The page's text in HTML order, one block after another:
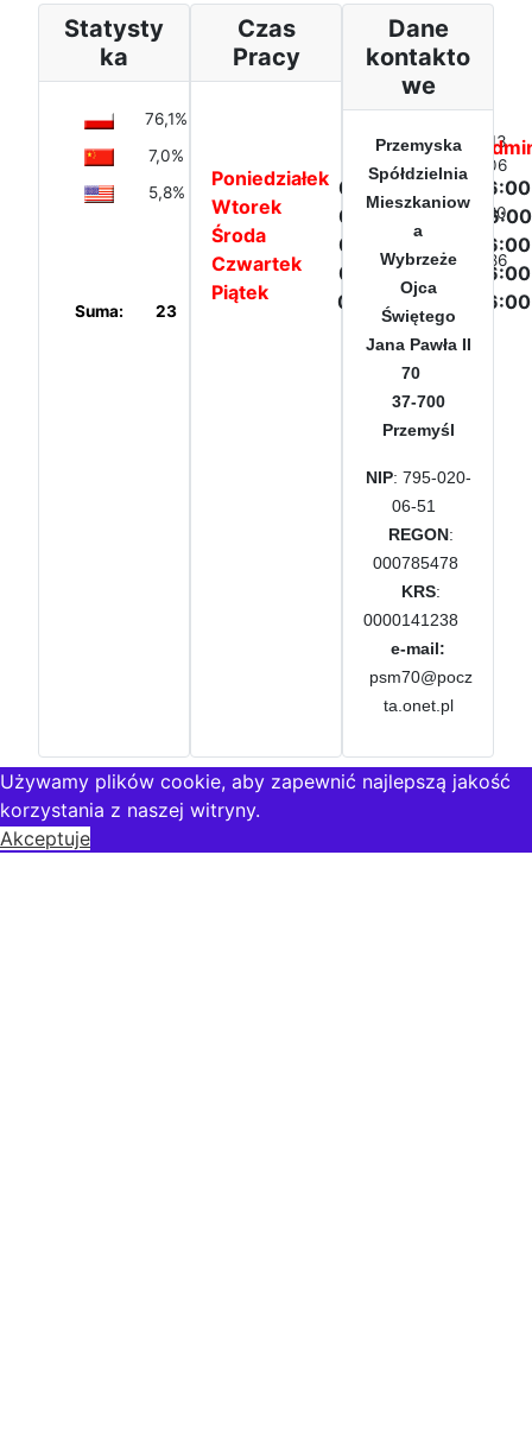
Statysty
ka
76,1%
7,0%
5,8%
United
States
of
America
Suma: 23
Dzisiaj:
13
W tym
206
W tym
miesiącu:
260
W tym
roku:
4.786
Czas
Pracy
Biuro PSM
Poniedziałek
Wtorek
Środa
Czwartek
Piątek
07:00 - 15:00
07:00 - 17:00
07:00 - 15:00
07:00 - 15:00
07:00 - 13:00
Dane
kontakto
we
Przemyska
Spółdzielnia
Mieszkaniow
a
Wybrzeże
Ojca
Świętego
Jana Pawła II
70
37-700
Przemyśl
NIP: 795-020-
06-51
REGON:
000785478
KRS:
0000141238
e-mail:
psm70@pocz
ta.onet.pl
Używamy plików cookie, aby zapewnić najlepszą jakość
korzystania z naszej witryny.
Akceptuje